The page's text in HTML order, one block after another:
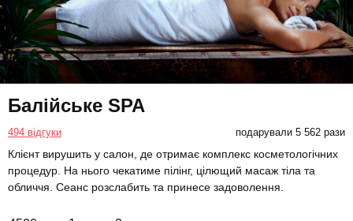
Балійське SPA
494 відгуки подарували 5 562 рази
Клієнт вирушить у салон, де отримає комплекс косметологічних
процедур. На нього чекатиме пілінг, цілющий масаж тіла та
обличчя. Сеанс розслабить та принесе задоволення.